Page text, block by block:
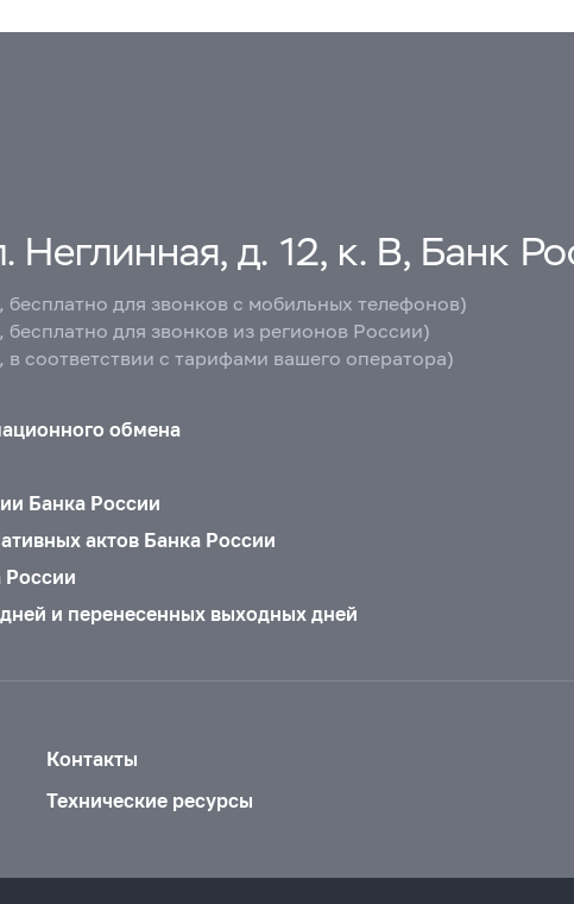
Неглинная, д. 12, к. В, Банк
бесплатно для звонков с мобильных телефонов)
бесплатно для звонков из регионов России)
в соответствии с тарифами вашего оператора)
обмена
Банка России
актов Банка России
России
и перенесенных выходных дней
Контакты
Технические ресурсы